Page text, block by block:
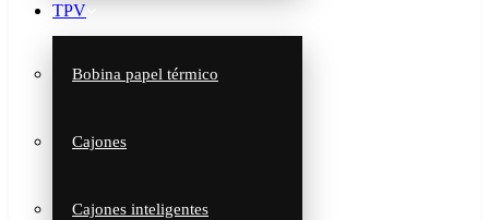
TPV
Bobina papel térmico
Cajones
Cajones inteligentes